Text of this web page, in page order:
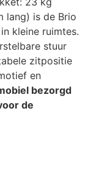
lang) is de Brio
kleine ruimtes.
stuur
zitpositie
en
bezorgd
de